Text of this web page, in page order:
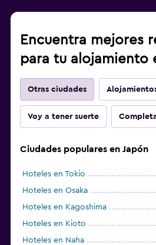
Encuentra mejores
para tu alojamiento
Otras ciudades
Voy a tener suerte
Ciudades populares en Japón
Hoteles en Tokio
Hoteles en Osaka
Hoteles en Kagoshima
Hoteles en Kioto
Hoteles en Naha